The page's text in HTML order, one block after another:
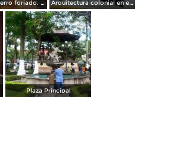
Fuente de hierro forjado. Córdoba, Veracruz. Abril/2012 Arquitectura colonial en el centro histórico de Córdoba. Abril/2012
Plaza Principal